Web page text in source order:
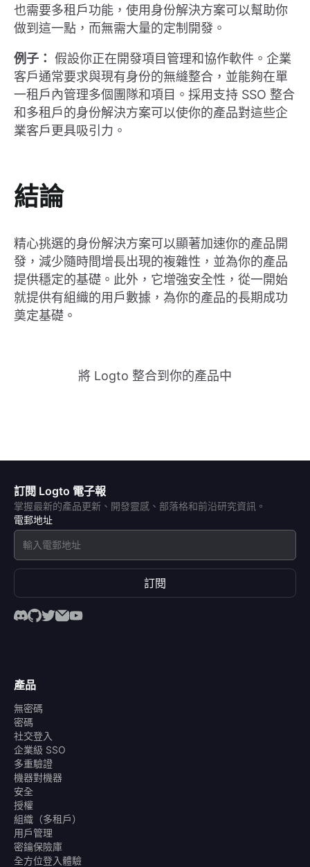
也需要多租戶功能，使用身份解決方案可以幫助你
做到這一點，而無需大量的定制開發。
例子： 假設你正在開發項目管理和協作軟件。企業
客戶通常要求與現有身份的無縫整合，並能夠在單
一租戶內管理多個團隊和項目。採用支持 SSO 整合
和多租戶的身份解決方案可以使你的產品對這些企
業客戶更具吸引力。
結論
精心挑選的身份解決方案可以顯著加速你的產品開
發，減少隨時間增長出現的複雜性，並為你的產品
提供穩定的基礎。此外，它增強安全性，從一開始
就提供有組織的用戶數據，為你的產品的長期成功
奠定基礎。
將 Logto 整合到你的產品中
訂閱 Logto 電子報
掌握最新的產品更新、開發靈感、部落格和前沿研究資訊。
電郵地址
訂閱
產品
無密碼
密碼
社交登入
企業級 SSO
多重驗證
機器對機器
安全
授權
組織（多租戶）
用戶管理
密鑰保險庫
全方位登入體驗